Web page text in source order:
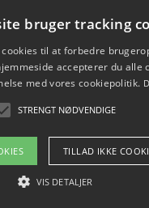
bæredygtigt hjem
2026 - Pilanto Aps
bruger tracking
til at forbedre
accepterer du alle
med vores cookiepolitik.
STRENGT NØDVENDIGE
TILLAD IKKE
VIS DETALJER